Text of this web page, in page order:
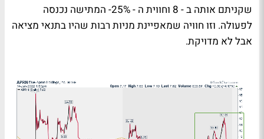
שקניתם אותה ב - 8 וחווית ה - 25%- המתישה נכנסה
לפעולה. וזו חוויה שמאפיינת מניות רבות שהיו בתנאי מציאה
אבל לא מדויקת.